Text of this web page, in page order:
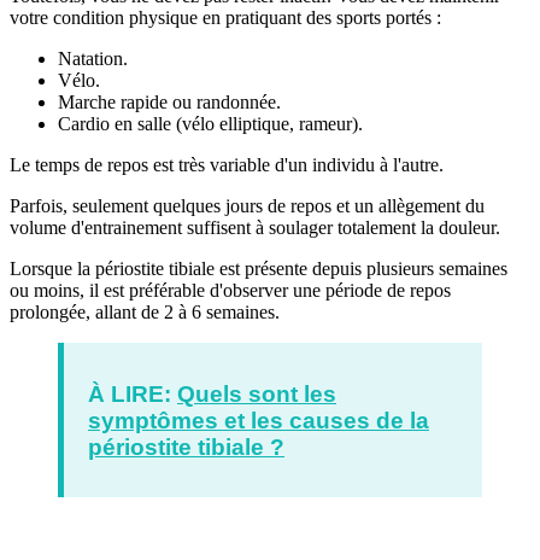
votre condition physique en pratiquant des sports portés :
Natation.
Vélo.
Marche rapide ou randonnée.
Cardio en salle (vélo elliptique, rameur).
Le temps de repos est très variable d'un individu à l'autre.
Parfois, seulement quelques jours de repos et un allègement du
volume d'entrainement suffisent à soulager totalement la douleur.
Lorsque la périostite tibiale est présente depuis plusieurs semaines
ou moins, il est préférable d'observer une période de repos
prolongée, allant de 2 à 6 semaines.
À LIRE: Quels sont les
symptômes et les causes de la
périostite tibiale ?